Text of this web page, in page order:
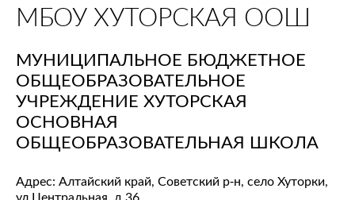
МБОУ ХУТОРСКАЯ ООШ
МУНИЦИПАЛЬНОЕ БЮДЖЕТНОЕ
ОБЩЕОБРАЗОВАТЕЛЬНОЕ
УЧРЕЖДЕНИЕ ХУТОРСКАЯ
ОСНОВНАЯ
ОБЩЕОБРАЗОВАТЕЛЬНАЯ ШКОЛА
Адрес: Алтайский край, Советский р-н, село Хуторки,
ул Центральная, д 36